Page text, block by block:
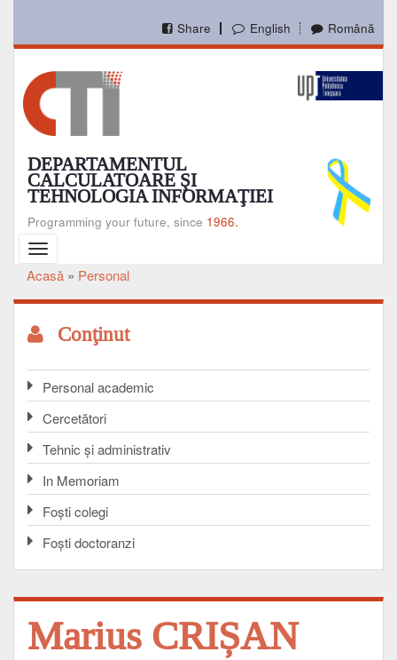
conţinutul
English Română
Share
DEPARTAMENTUL
CALCULATOARE ŞI
TEHNOLOGIA INFORMAŢIEI
Programming your future, since 1966.
Toggle
navigation
Breadcrumb
Acasă Personal
Conţinut
Personal academic
Cercetători
Tehnic și administrativ
In Memoriam
Foşti colegi
Foşti doctoranzi
Marius CRIȘAN